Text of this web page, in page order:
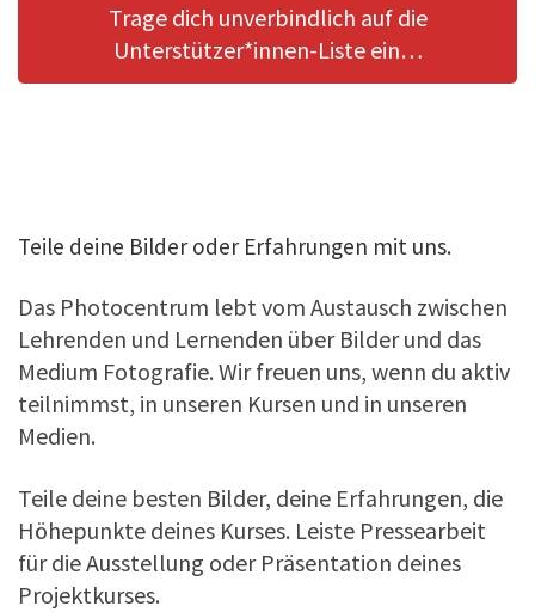
Trage dich unverbindlich auf die
Unterstützer*innen-Liste ein…
Teile deine Bilder oder Erfahrungen mit uns.
Das Photocentrum lebt vom Austausch zwischen
Lehrenden und Lernenden über Bilder und das
Medium Fotografie. Wir freuen uns, wenn du aktiv
teilnimmst, in unseren Kursen und in unseren
Medien.
Teile deine besten Bilder, deine Erfahrungen, die
Höhepunkte deines Kurses. Leiste Pressearbeit
für die Ausstellung oder Präsentation deines
Projektkurses.